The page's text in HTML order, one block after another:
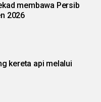
membawa Persib
2026
kereta api melalui